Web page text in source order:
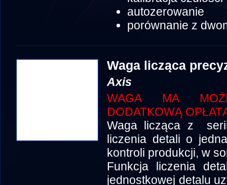
autozerowanie
porównanie z
Waga licząca
Axis
WAGA MA
DODATKOWĄ
Waga licząca z
liczenia detali o
kontroli produkcji, w
Funkcja liczenia
jednostkowej detalu